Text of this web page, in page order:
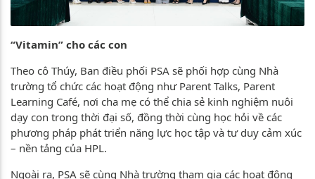
“Vitamin” cho các con
Theo cô Thúy, Ban điều phối PSA sẽ phối hợp cùng Nhà
trường tổ chức các hoạt động như Parent Talks, Parent
Learning Café, nơi cha mẹ có thể chia sẻ kinh nghiệm nuôi
dạy con trong thời đại số, đồng thời cùng học hỏi về các
phương pháp phát triển năng lực học tập và tư duy cảm xúc
– nền tảng của HPL.
Ngoài ra, PSA sẽ cùng Nhà trường tham gia các hoạt động